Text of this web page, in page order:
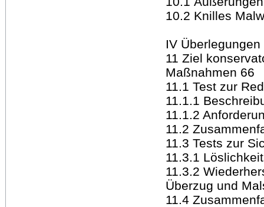
10.2 Knilles
IV
11 Ziel
Maßnahmen 66
11.1 Test zur
11.1.1
11.1.2
11.2
11.3 Tests zur
11.3.1
11.3.2
Überzug und
11.4